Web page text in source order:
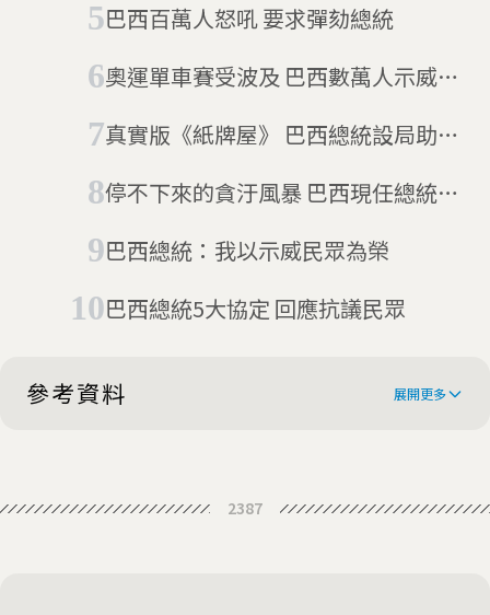
巴西百萬人怒吼 要求彈劾總統
奧運單車賽受波及 巴西數萬人示威要
真實版《紙牌屋》 巴西總統設局助涉
停不下來的貪汙風暴 巴西現任總統被
巴西總統：我以示威民眾為榮
巴西總統5大協定 回應抗議民眾
參考資料 展開更多
president in Brazil
2387